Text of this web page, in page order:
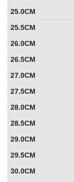
25.0CM
25.5CM
26.0CM
26.5CM
27.0CM
27.5CM
28.0CM
28.5CM
29.0CM
29.5CM
30.0CM